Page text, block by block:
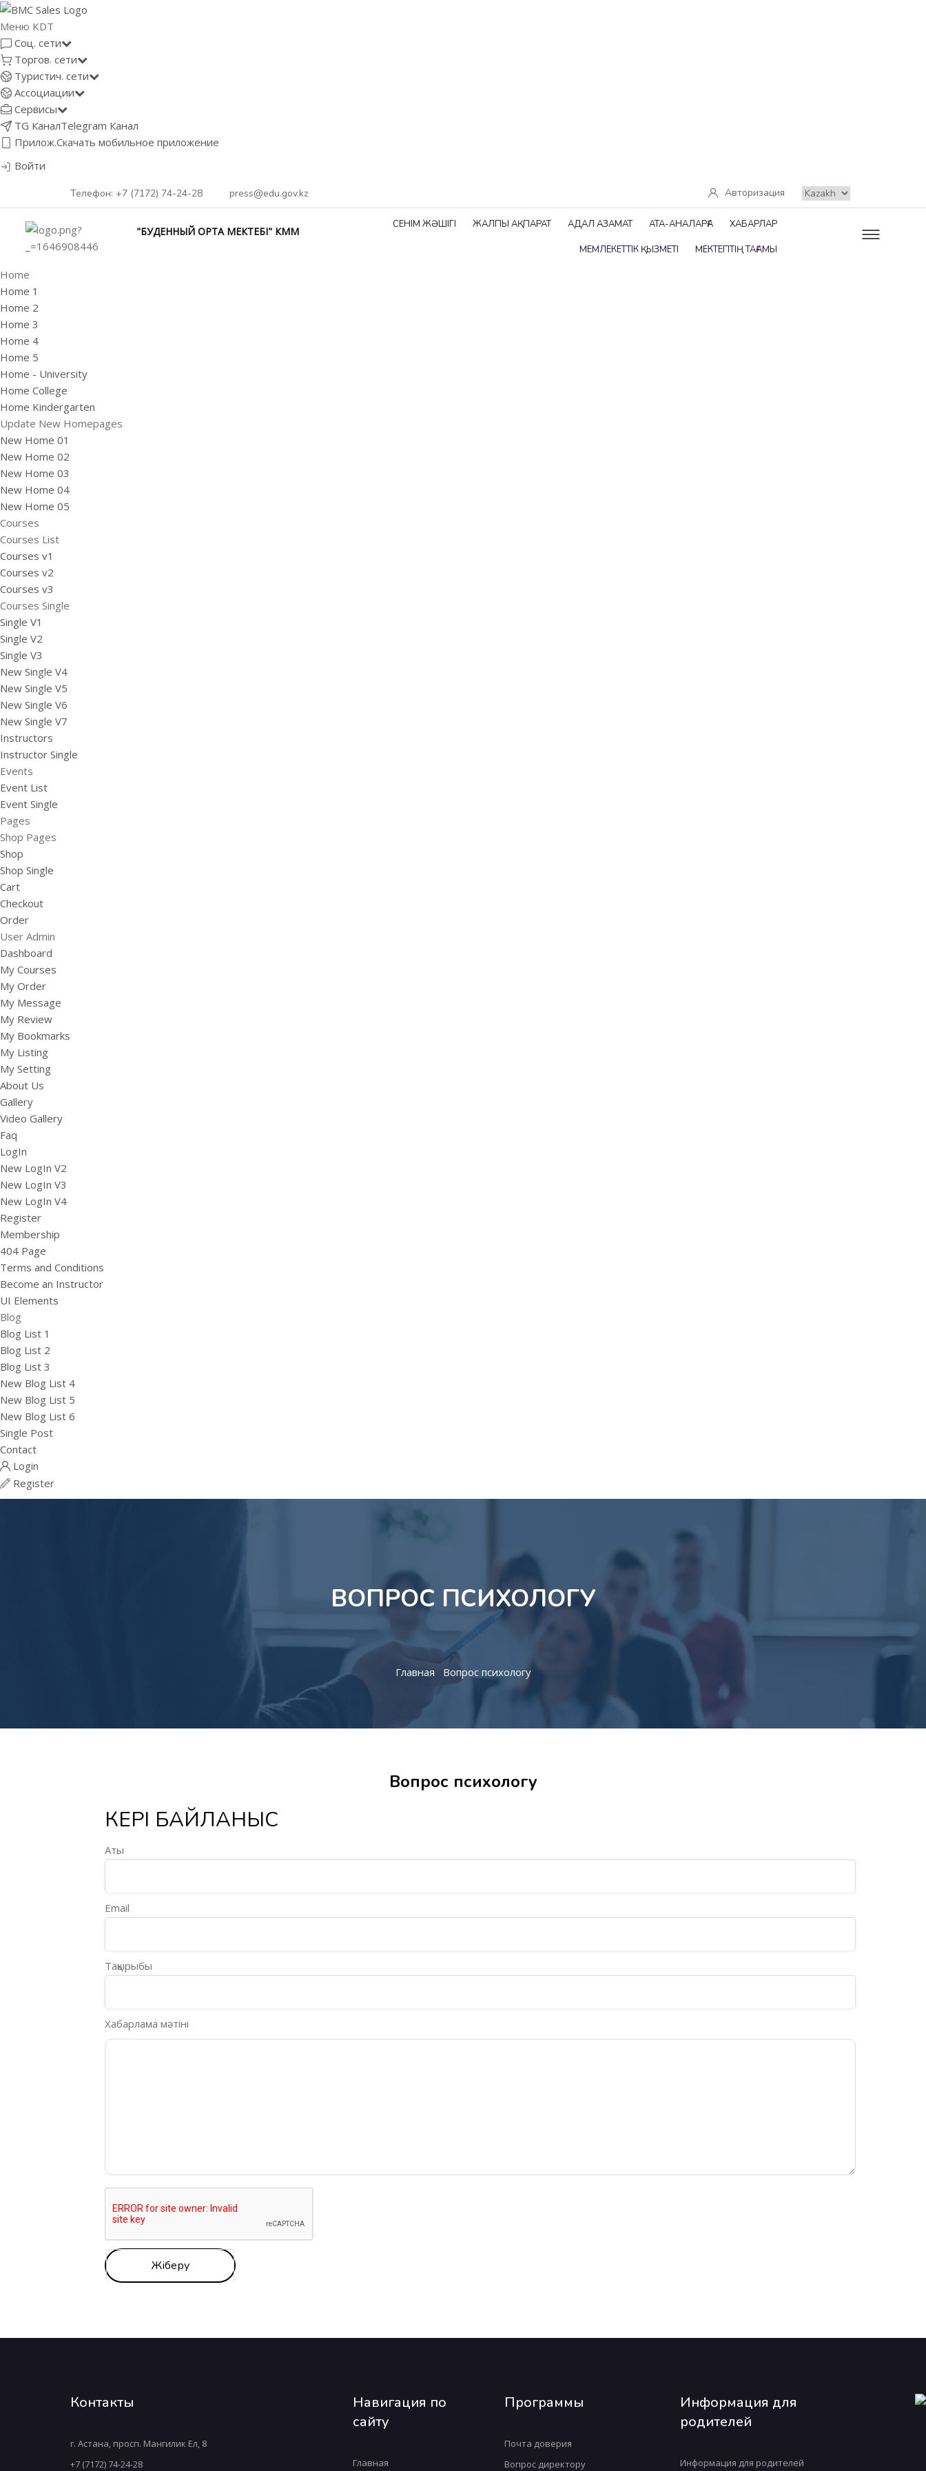
Меню KDT
Соц. сети
Торгов. сети
Туристич. сети
Ассоциации
Сервисы
TG КаналTelegram Канал
Прилож.Скачать мобильное приложение
Войти
Телефон: +7 (7172) 74-24-28 press@edu.gov.kz Авторизация
"БУДЕННЫЙ ОРТА МЕКТЕБІ" КММ
ХАБАРЛАР
АТА-АНАЛАРҒА
АДАЛ АЗАМАТ
ЖАЛПЫ АҚПАРАТ
СЕНІМ ЖӘШІГІ
МЕКТЕПТІҢ ТАҒАМЫ
МЕМЛЕКЕТТІК ҚЫЗМЕТІ
Home
Home 1
Home 2
Home 3
Home 4
Home 5
Home - University
Home College
Home Kindergarten
Update New Homepages
New Home 01
New Home 02
New Home 03
New Home 04
New Home 05
Courses
Courses List
Courses v1
Courses v2
Courses v3
Courses Single
Single V1
Single V2
Single V3
New Single V4
New Single V5
New Single V6
New Single V7
Instructors
Instructor Single
Events
Event List
Event Single
Pages
Shop Pages
Shop
Shop Single
Cart
Checkout
Order
User Admin
Dashboard
My Courses
My Order
My Message
My Review
My Bookmarks
My Listing
My Setting
About Us
Gallery
Video Gallery
Faq
LogIn
New LogIn V2
New LogIn V3
New LogIn V4
Register
Membership
404 Page
Terms and Conditions
Become an Instructor
UI Elements
Blog
Blog List 1
Blog List 2
Blog List 3
New Blog List 4
New Blog List 5
New Blog List 6
Single Post
Contact
Login
Register
ВОПРОС ПСИХОЛОГУ
Главная Вопрос психологу
Вопрос психологу
КЕРІ БАЙЛАНЫС
Аты
Email
Тақырыбы
Хабарлама мәтіні
Контакты
г. Астана, просп. Мангилик Ел, 8
+7 (7172) 74-24-28
Навигация по
сайту
Главная
Программы
Почта доверия
Вопрос директору
Информация для
родителей
Информация для родителей